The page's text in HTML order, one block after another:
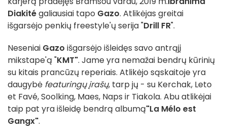
Diakitégaliausiai tapo Gazo. Atlikėjas greitai
išgarsėjo penkių freestyle'ų serija "Drill FR".
Neseniai Gazo išgarsėjo išleidęs savo antrąjį
mikstape'ą "KMT". Jame yra nemažai bendrų kūrinių
su kitais prancūzų reperiais. Atlikėjo sąskaitoje yra
daugybė featuringų įrašų, tarp jų - su Kerchak, Leto
et Favé, Soolking, Maes, Naps ir Tiakola. Abu atlikėjai
taip pat yra išleidę bendrą albumą"La Mélo est
Gangx".